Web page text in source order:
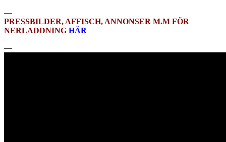
—
PRESSBILDER, AFFISCH, ANNONSER M.M FÖR
NERLADDNING HÄR
—